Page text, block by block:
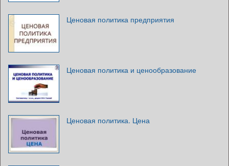
Ценовая политика предприятия
Ценовая политика и ценообразование
Ценовая политика. Цена